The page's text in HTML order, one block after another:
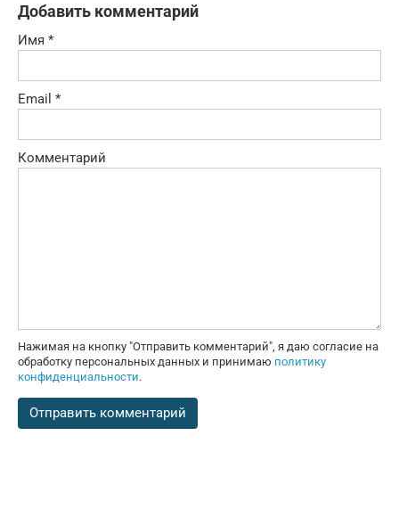
Добавить комментарий
Имя *
Email *
Комментарий
Нажимая на кнопку "Отправить комментарий", я даю согласие на
обработку персональных данных и принимаю политику
конфиденциальности.